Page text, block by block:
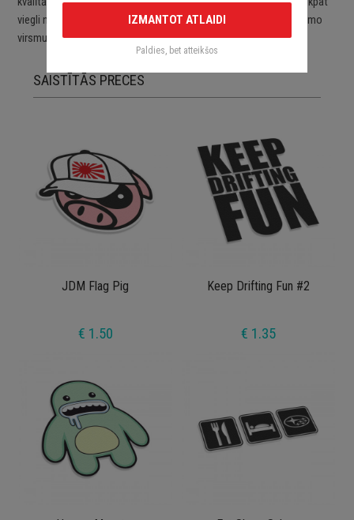
viegli noņemamas. Uzlīmes pēc to noņemšanas nebojā aplīmējamo
virsmu.
SAISTĪTĀS PRECES
JDM Flag Pig
€ 1.50
Keep Drifting Fun #2
€ 1.35
IZMANTOT ATLAIDI
Paldies, bet atteikšos